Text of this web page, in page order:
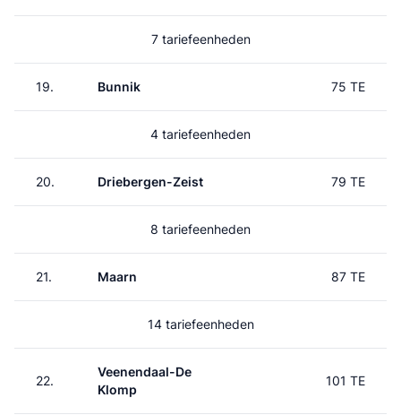
7 tariefeenheden
19. Bunnik 75 TE
4 tariefeenheden
20. Driebergen-Zeist 79 TE
8 tariefeenheden
21. Maarn 87 TE
14 tariefeenheden
22.
Veenendaal-De
Klomp
101 TE